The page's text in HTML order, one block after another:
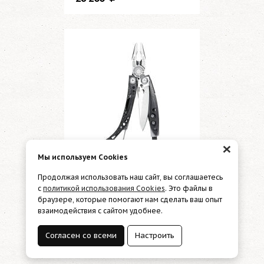
Нет в наличии
830923 Мультитул
Leatherman Skeletool CX
10мм 7функций черный
карт.коробка
14 900
×
Мы используем Cookies
Продолжая использовать наш сайт, вы соглашаетесь
с политикой использования Cookies. Это файлы в
браузере, которые помогают нам сделать ваш опыт
взаимодействия с сайтом удобнее.
Согласен со всеми Настроить